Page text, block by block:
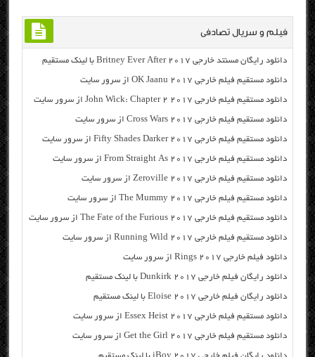
فیلم و سریال تصادفی
دانلود رایگان مسنتد خارجی Britney Ever After 2017 با لینک مستقیم
دانلود مستقیم فیلم خارجی OK Jaanu 2017 از سرور سایت
دانلود مستقیم فیلم خارجی John Wick: Chapter 2 2017 از سرور سایت
دانلود مستقیم فیلم خارجی Cross Wars 2017 از سرور سایت
دانلود مستقیم فیلم خارجی Fifty Shades Darker 2017 از سرور سایت
دانلود مستقیم فیلم خارجی From Straight As 2017 از سرور سایت
دانلود مستقیم فیلم خارجی Zeroville 2017 از سرور سایت
دانلود مستقیم فیلم خارجی The Mummy 2017 از سرور سایت
دانلود مستقیم فیلم خارجی The Fate of the Furious 2017 از سرور سایت
دانلود مستقیم فیلم خارجی Running Wild 2017 از سرور سایت
دانلود فیلم خارجی Rings 2017 از سرور سایت
دانلود رایگان فیلم خارجی Dunkirk 2017 با لینک مستقیم
دانلود رایگان فیلم خارجی Eloise 2017 با لینک مستقیم
دانلود مستقیم فیلم خارجی Essex Heist 2017 از سرور سایت
دانلود مستقیم فیلم خارجی Get the Girl 2017 از سرور سایت